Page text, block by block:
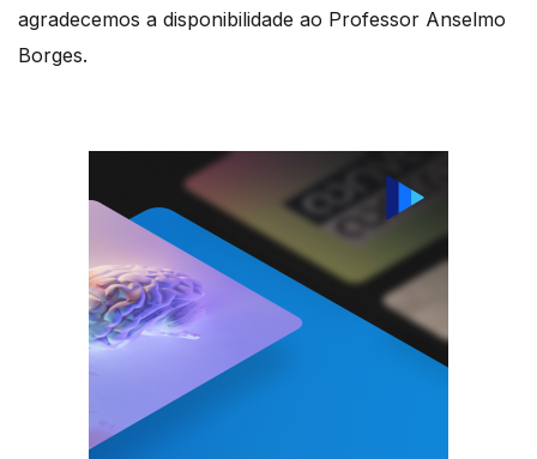
agradecemos a disponibilidade ao Professor Anselmo
Borges.